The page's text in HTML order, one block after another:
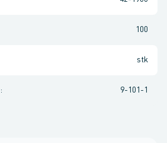
100
stk
: 9-101-1